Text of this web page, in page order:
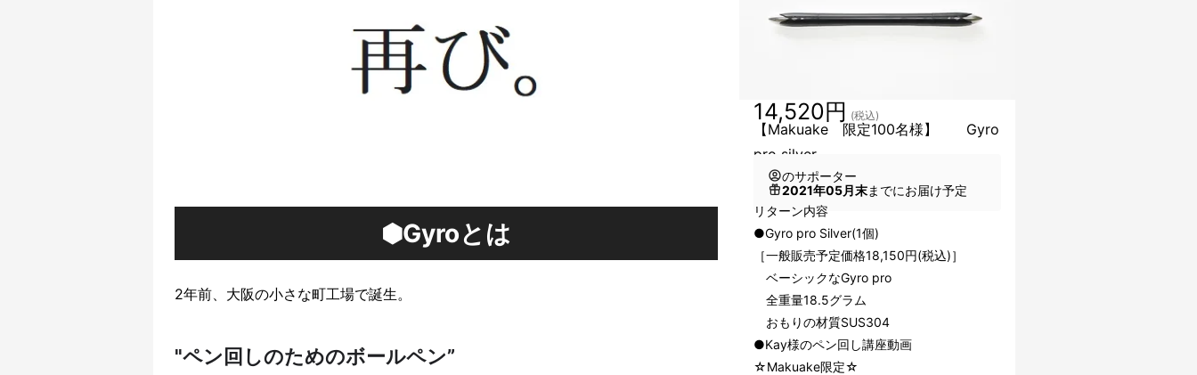
⬢Gyroとは
2年前、大阪の小さな町工場で誕生。
"ペン回しのためのボールペン”
【Makuake 限定100名様】 Gyro
pro silver
14,520円 (税込)
のサポーター
2021年05月末までにお届け予定
リターン内容
●Gyro pro Silver(1個)
［一般販売予定価格18,150円(税込)］
ベーシックなGyro pro
全重量18.5グラム
おもりの材質SUS304
●Kay様のペン回し講座動画
☆Makuake限定☆